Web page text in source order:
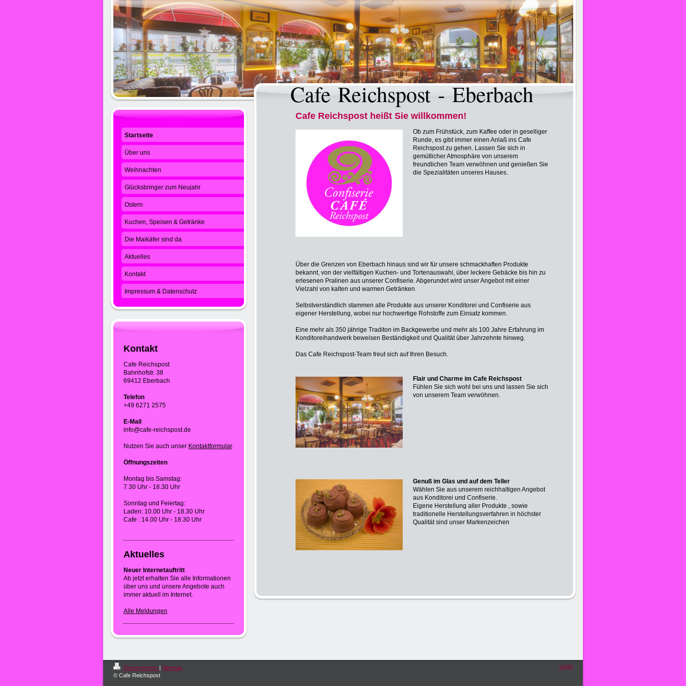
Cafe Reichspost - Eberbach
Cafe Reichspost heißt Sie willkommen!
Ob zum Frühstück, zum Kaffee oder in geselliger
Runde, es gibt immer einen Anlaß ins Cafe
Reichspost zu gehen. Lassen Sie sich in
gemütlicher Atmosphäre von unserem
freundlichen Team verwöhnen und genießen Sie
die Spezialitäten unseres Hauses.
Über die Grenzen von Eberbach hinaus sind wir für unsere schmackhaften Produkte
bekannt, von der vielfältigen Kuchen- und Tortenauswahl, über leckere Gebäcke bis hin zu
erlesenen Pralinen aus unserer Confiserie. Abgerundet wird unser Angebot mit einer
Vielzahl von kalten und warmen Getränken.
Selbstverständlich stammen alle Produkte aus unserer Konditorei und Confiserie aus
eigener Herstellung, wobei nur hochwertige Rohstoffe zum Einsatz kommen.
Eine mehr als 350 jährige Traditon im Backgewerbe und mehr als 100 Jahre Erfahrung im
Konditoreihandwerk beweisen Beständigkeit und Qualität über Jahrzehnte hinweg.
Das Cafe Reichspost-Team freut sich auf Ihren Besuch.
Flair und Charme im Cafe Reichspost
Fühlen Sie sich wohl bei uns und lassen Sie sich
von unserem Team verwöhnen.
Genuß im Glas und auf dem Teller
Wählen Sie aus unserem reichhaltigen Angebot
aus Konditorei und Confiserie.
Eigene Herstellung aller Produkte , sowie
traditionelle Herstellungsverfahren in höchster
Qualität sind unser Markenzeichen
Startseite
Über uns
Weihnachten
Glücksbringer zum Neujahr
Ostern
Kuchen, Speisen & Getränke
Die Maikäfer sind da
Aktuelles
Kontakt
Impressum & Datenschutz
Kontakt
Cafe Reichspost
Bahnhofstr. 38
69412 Eberbach
Telefon
+49 6271 2575
E-Mail
info@cafe-reichspost.de
Nutzen Sie auch unser Kontaktformular.
Öffnungszeiten
Montag bis Samstag:
7.30 Uhr - 18.30 Uhr
Sonntag und Feiertag:
Laden: 10.00 Uhr - 18.30 Uhr
Cafe : 14.00 Uhr - 18.30 Uhr
Aktuelles
Neuer Internetauftritt
Ab jetzt erhalten Sie alle Informationen
über uns und unsere Angebote auch
immer aktuell im Internet.
Alle Meldungen
Druckversion | Sitemap
© Cafe Reichspost
Login